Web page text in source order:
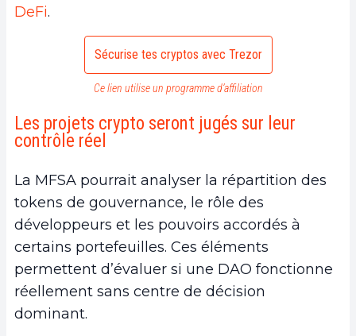
DeFi.
Sécurise tes cryptos avec Trezor
Ce lien utilise un programme d’affiliation
Les projets crypto seront jugés sur leur
contrôle réel
La MFSA pourrait analyser la répartition des
tokens de gouvernance, le rôle des
développeurs et les pouvoirs accordés à
certains portefeuilles. Ces éléments
permettent d’évaluer si une DAO fonctionne
réellement sans centre de décision
dominant.